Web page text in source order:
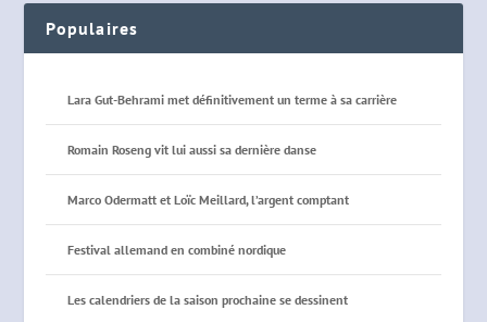
Populaires
Lara Gut-Behrami met définitivement un terme à sa carrière
Romain Roseng vit lui aussi sa dernière danse
Marco Odermatt et Loïc Meillard, l’argent comptant
Festival allemand en combiné nordique
Les calendriers de la saison prochaine se dessinent